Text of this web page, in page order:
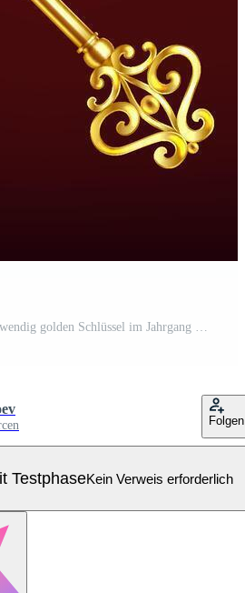
Illustration von fünf aufwendig golden Schlüssel im Jahrgang Stil auf dunkel rot Hintergrund. detailliert Design Vitrinen Eleganz und Raffinesse, perfekt zum Dekor Artikel. Pro Vektor
Folgen
TestphaseKein Verweis erforderlich